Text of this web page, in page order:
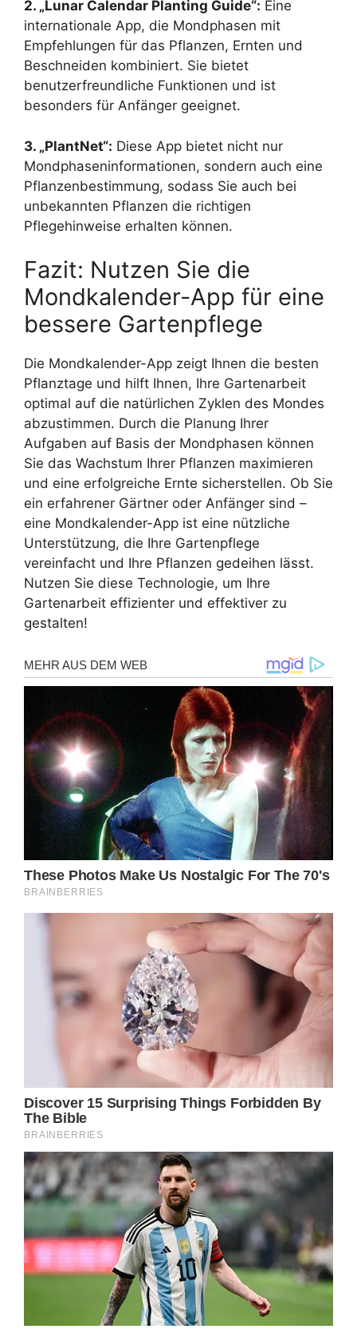
2. „Lunar Calendar Planting Guide“: Eine
internationale App, die Mondphasen mit
Empfehlungen für das Pflanzen, Ernten und
Beschneiden kombiniert. Sie bietet
benutzerfreundliche Funktionen und ist
besonders für Anfänger geeignet.
3. „PlantNet“: Diese App bietet nicht nur
Mondphaseninformationen, sondern auch eine
Pflanzenbestimmung, sodass Sie auch bei
unbekannten Pflanzen die richtigen
Pflegehinweise erhalten können.
Fazit: Nutzen Sie die
Mondkalender-App für eine
bessere Gartenpflege
Die Mondkalender-App zeigt Ihnen die besten
Pflanztage und hilft Ihnen, Ihre Gartenarbeit
optimal auf die natürlichen Zyklen des Mondes
abzustimmen. Durch die Planung Ihrer
Aufgaben auf Basis der Mondphasen können
Sie das Wachstum Ihrer Pflanzen maximieren
und eine erfolgreiche Ernte sicherstellen. Ob Sie
ein erfahrener Gärtner oder Anfänger sind –
eine Mondkalender-App ist eine nützliche
Unterstützung, die Ihre Gartenpflege
vereinfacht und Ihre Pflanzen gedeihen lässt.
Nutzen Sie diese Technologie, um Ihre
Gartenarbeit effizienter und effektiver zu
gestalten!